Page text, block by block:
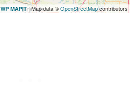
WP MAPIT| Map data ©OpenStreetMapcontributors